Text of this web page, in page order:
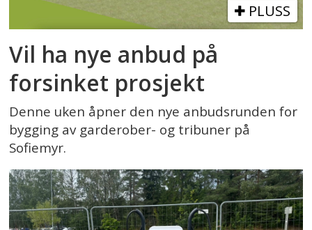
PLUSS
Vil ha nye anbud på
forsinket prosjekt
Denne uken åpner den nye anbudsrunden for
bygging av garderober- og tribuner på
Sofiemyr.